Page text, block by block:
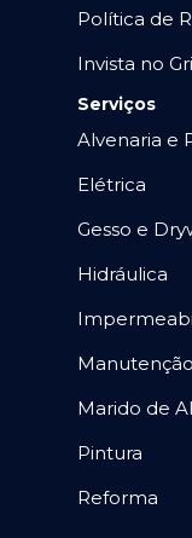
Política de
Invista no
Serviços
Alvenaria e
Elétrica
Gesso e
Hidráulica
Marido de
Pintura
Reforma